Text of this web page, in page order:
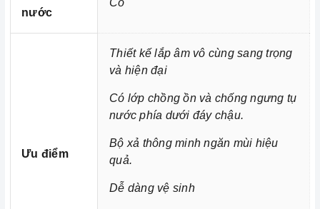
Với những ưu điểm nổi bật như trên thì
Chậu rửa inox
RS-8350A K-2xứng đáng là một trong những người bạn
đồng hành thân thiết nhất của người nội trợ, là vật dụng
không thể trong gian bếp của mỗi gia đình hiện nay, nhất
là trong cuộc sống đầy năng động và luôn bận rộn đối
với những người nội trợ vừa phải làm nhiều công việc lại
nước
Có
Ưu điểm
Thiết kế lắp âm vô cùng sang trọng
và hiện đại
Có lớp chồng ồn và chống ngưng tụ
nước phía dưới đáy chậu.
Bộ xả thông minh ngăn mùi hiệu
quả.
Dễ dàng vệ sinh